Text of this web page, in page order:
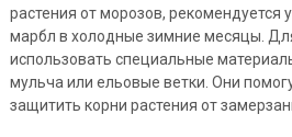
растения от морозов, рекомендуется
марбл в холодные зимние месяцы.
использовать специальные
мульча или ельовые ветки. Они
защитить корни растения от